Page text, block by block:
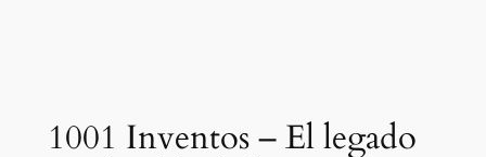
1001 Inventos – El legado